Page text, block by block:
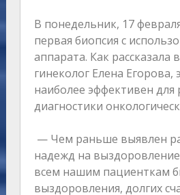
В понедельник, 17
первая биопсия с
аппарата. Как рассказала
гинеколог Елена Егорова,
наиболее эффективен для
диагностики
— Чем раньше выявлен
надежд на
всем нашим пациенткам
выздоровления, долгих